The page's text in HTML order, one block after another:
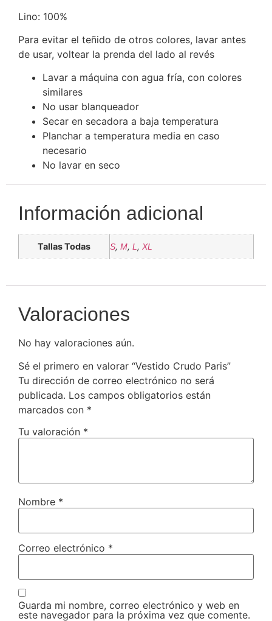
Lino: 100%
Para evitar el teñido de otros colores, lavar antes
de usar, voltear la prenda del lado al revés
Lavar a máquina con agua fría, con colores
similares
No usar blanqueador
Secar en secadora a baja temperatura
Planchar a temperatura media en caso
necesario
No lavar en seco
Información adicional
Tallas Todas S, M, L, XL
Valoraciones
No hay valoraciones aún.
Sé el primero en valorar “Vestido Crudo Paris”
Tu dirección de correo electrónico no será
publicada. Los campos obligatorios están
marcados con *
Tu valoración *
Nombre *
Correo electrónico *
Guarda mi nombre, correo electrónico y web en
este navegador para la próxima vez que comente.